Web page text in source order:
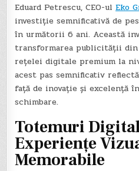
Eduard Petrescu, CEO-ulEko
investiție semnificativă de
în următorii 6 ani. Această
transformarea publicității
rețelei digitale premium la
acest pas semnificativ
față de inovație și excelență
schimbare.
Totemuri
Experiențe
Memorabile